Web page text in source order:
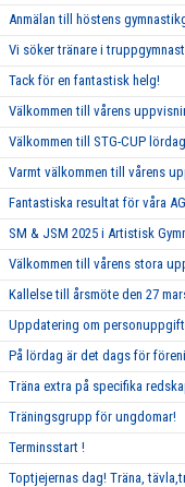
Anmälan till höstens
Vi söker tränare i
Tack för en fantastisk helg!
Välkommen till vårens
Välkommen till STG-CUP
Varmt välkommen till vårens
Fantastiska resultat för våra
SM & JSM 2025 i Artistisk
Välkommen till vårens stora
Kallelse till årsmöte den 27
Uppdatering om
På lördag är det dags för
Träna extra på specifika
Träningsgrupp för ungdomar!
Terminsstart !
Toptjejernas dag! Träna,